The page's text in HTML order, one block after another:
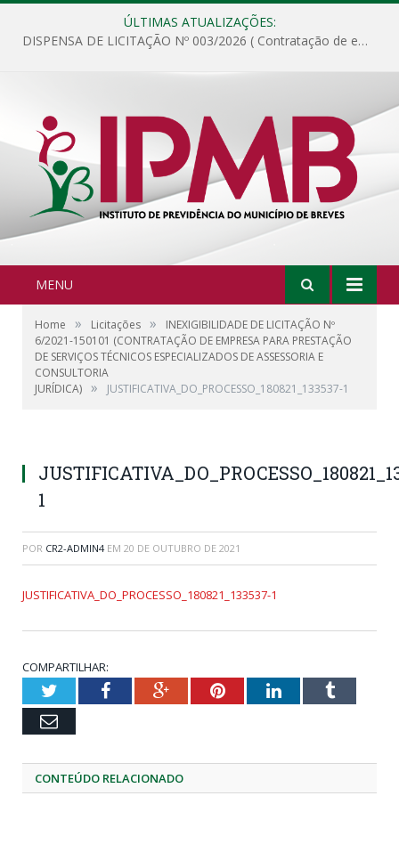
ÚLTIMAS ATUALIZAÇÕES:
DISPENSA DE LICITAÇÃO Nº 003/2026 ( Contratação de empresa para fornecimento de gêneros alimentícios não perecíveis, materiais de expediente, descartáveis, copa e cozinha, para análise e posterior publicação.)
MENU
Home » Licitações »
INEXIGIBILIDADE DE LICITAÇÃO Nº
6/2021-150101 (CONTRATAÇÃO DE EMPRESA PARA PRESTAÇÃO
DE SERVIÇOS TÉCNICOS ESPECIALIZADOS DE ASSESSORIA E
CONSULTORIA
JURÍDICA) » JUSTIFICATIVA_DO_PROCESSO_180821_133537-1
1
POR CR2-ADMIN4 EM 20 DE OUTUBRO DE 2021
JUSTIFICATIVA_DO_PROCESSO_180821_133537-1
COMPARTILHAR:
TwitterFacebookGoogle+PinterestLinkedInTumblr
Email
CONTEÚDO RELACIONADO